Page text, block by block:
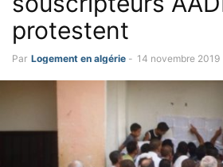
protestent
Par Logement en algérie - 14 novembre 2019